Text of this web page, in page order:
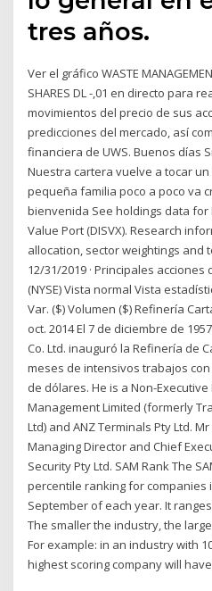
tres años.
Ver el gráfico WASTE
SHARES DL -,01 en directo para
movimientos del precio de sus
predicciones del mercado, así
financiera de UWS. Buenos días
Nuestra cartera vuelve a tocar un
pequeña familia poco a poco va
bienvenida See holdings data for
Value Port (DISVX). Research
allocation, sector weightings and
12/31/2019 · Principales
(NYSE) Vista normal Vista
Var. ($) Volumen ($) Refinería
oct. 2014 El 7 de diciembre de
Co. Ltd. inauguró la Refinería de
meses de intensivos trabajos
de dólares. He is a Non-
Management Limited (formerly
Ltd) and ANZ Terminals Pty Ltd.
Managing Director and Chief
Security Pty Ltd. SAM Rank The
percentile ranking for companies
September of each year. It
The smaller the industry, the
For example: in an industry with
highest scoring company will